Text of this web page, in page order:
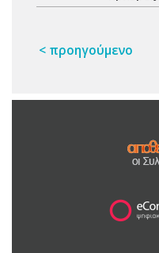
< προηγούμενο